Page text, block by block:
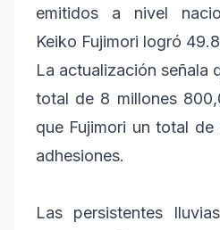
emitidos a nivel
Keiko Fujimori logró
La actualización señala
total de 8 millones
que Fujimori un total
adhesiones.
Las persistentes